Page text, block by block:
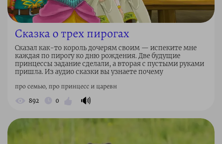
Сказка о трех пирогах
Сказал как-то король дочерям своим — испеките мне
каждая по пирогу ко дню рождения. Две будущие
принцессы задание сделали, а вторая с пустыми руками
пришла. Из аудио сказки вы узнаете почему
про семью, про принцесс и царевн
892 0 🔊